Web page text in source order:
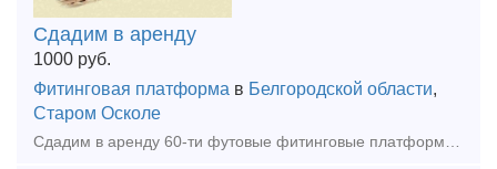
Сдадим в аренду
1000 руб.
Фитинговая платформа в Белгородской области,
Старом Осколе